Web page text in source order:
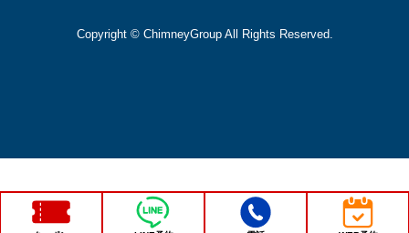
Copyright © ChimneyGroup All Rights Reserved.